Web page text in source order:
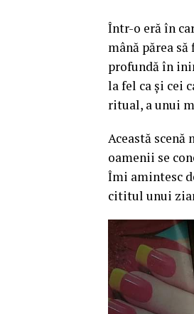
Într-o eră în
mână părea
profundă în
la fel ca și cei
ritual, a unui
Această
oamenii se
Îmi amintesc
cititul unui